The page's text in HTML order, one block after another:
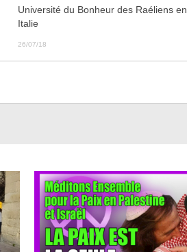
Université du Bonheur des Raéliens en
Italie
26/07/18